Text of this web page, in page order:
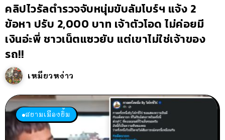
คลิปไวรัลตำรวจจับหนุ่มขับลัมโบร์ฯ แจ้ง 2
ข้อหา ปรับ 2,000 บาท เจ้าตัวโอด ไม่ค่อยมี
เงินอ่ะพี่ ชาวเน็ตแซวยับ แต่เขาไม่ใช่เจ้าของ
รถ!!
เหมียวหง่าว
สยามเมืองยิ้ม